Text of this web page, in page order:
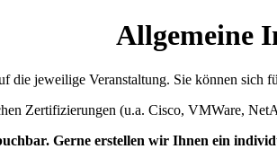
Allgemeine
die jeweilige Veranstaltung. Sie können sich
Zertifizierungen (u.a. Cisco, VMWare,
Gerne erstellen wir Ihnen ein